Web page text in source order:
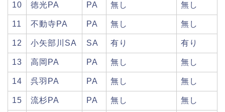
10 徳光PA PA 無し 無し
11 不動寺PA PA 無し 無し
12 小矢部川SA SA 有り 有り
13 高岡PA PA 無し 無し
14 呉羽PA PA 無し 無し
15 流杉PA PA 無し 無し